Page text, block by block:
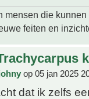
mensen die
feiten en
op 05 jan 2025
dat ik zelfs